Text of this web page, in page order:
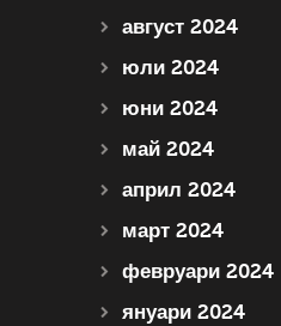
август 2024
юли 2024
юни 2024
май 2024
април 2024
март 2024
февруари 2024
януари 2024